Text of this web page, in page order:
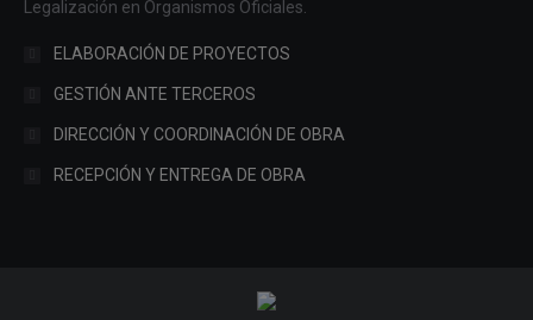
Legalización en Organismos Oficiales.
ELABORACIÓN DE PROYECTOS
GESTIÓN ANTE TERCEROS
DIRECCIÓN Y COORDINACIÓN DE OBRA
RECEPCIÓN Y ENTREGA DE OBRA